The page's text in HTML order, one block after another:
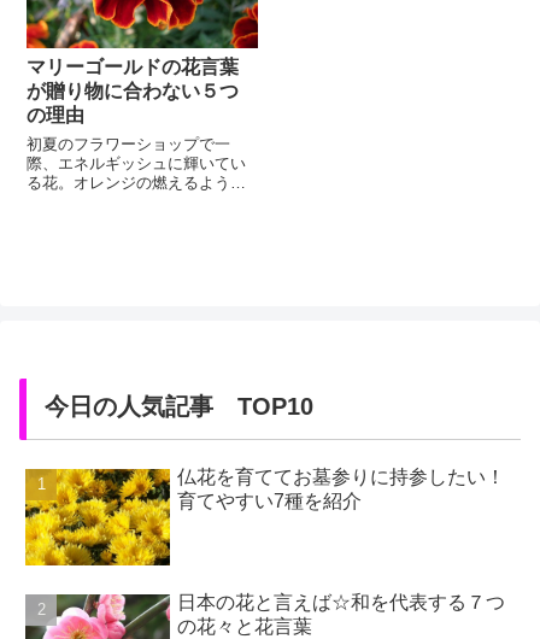
マリーゴールドの花言葉
が贈り物に合わない５つ
の理由
初夏のフラワーショップで一
際、エネルギッシュに輝いてい
る花。オレンジの燃えるような
今日の人気記事 TOP10
仏花を育ててお墓参りに持参したい！
育てやすい7種を紹介
日本の花と言えば☆和を代表する７つ
の花々と花言葉